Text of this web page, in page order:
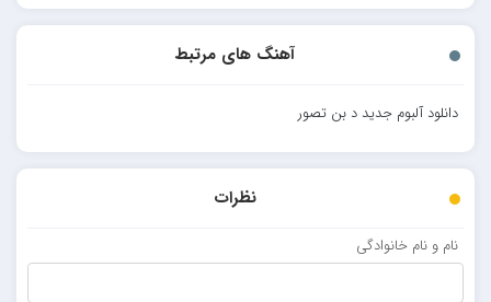
آهنگ های مرتبط
دانلود آلبوم جدید د بن تصور
نظرات
نام و نام خانوادگی